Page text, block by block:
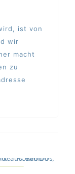
ist von
wir
macht
zu